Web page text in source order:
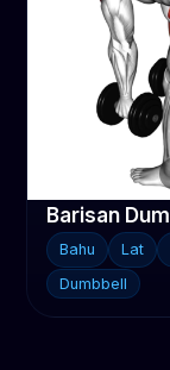
Bahu Lat
Dumbbell